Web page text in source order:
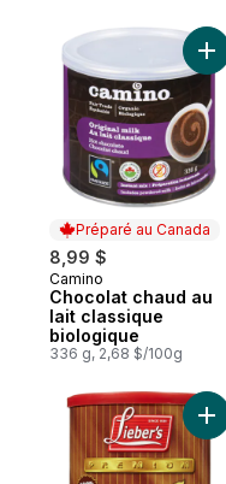
Préparé au Canada
8,99 $
Préparé au Canada
Camino
Chocolat chaud au
lait classique
biologique
336 g, 2,68 $/100g